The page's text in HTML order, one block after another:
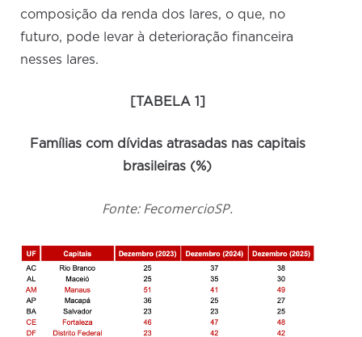
composição da renda dos lares, o que, no
futuro, pode levar à deterioração financeira
nesses lares.
[TABELA 1]
Famílias com dívidas atrasadas nas capitais
brasileiras (%)
Fonte: FecomercioSP.